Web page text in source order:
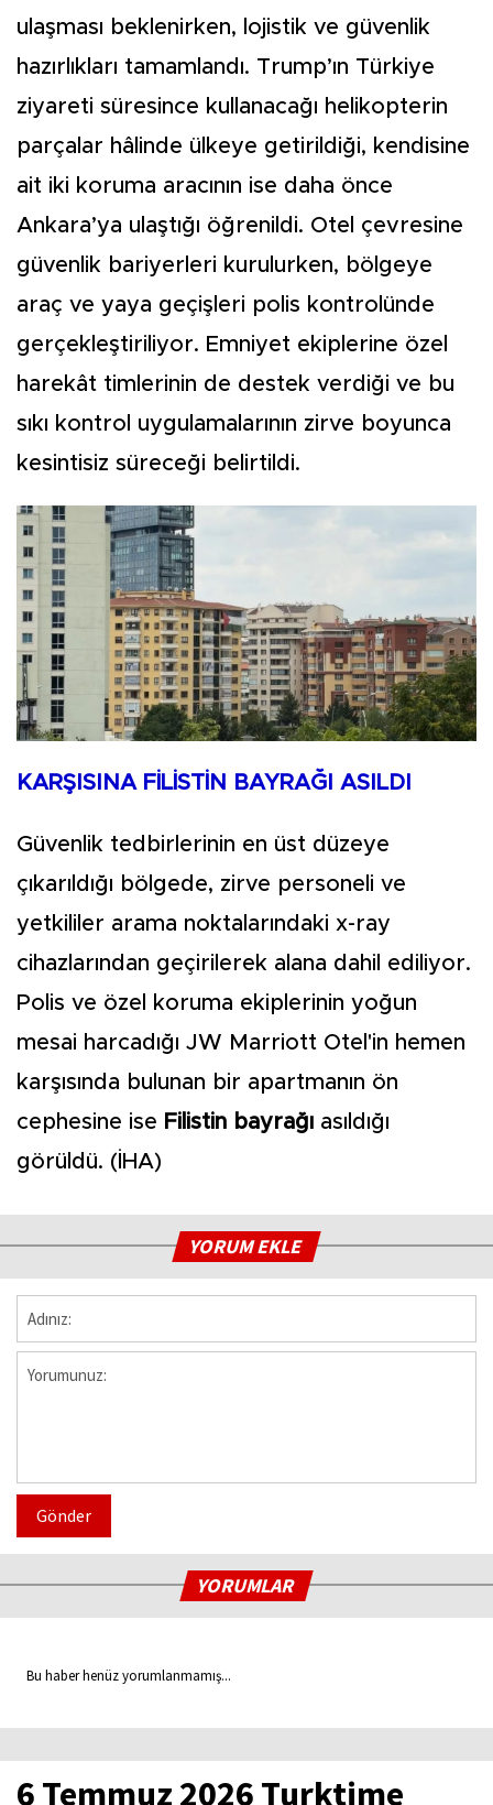
ulaşması beklenirken, lojistik ve güvenlik
hazırlıkları tamamlandı. Trump’ın Türkiye
ziyareti süresince kullanacağı helikopterin
parçalar hâlinde ülkeye getirildiği, kendisine
ait iki koruma aracının ise daha önce
Ankara’ya ulaştığı öğrenildi. Otel çevresine
güvenlik bariyerleri kurulurken, bölgeye
araç ve yaya geçişleri polis kontrolünde
gerçekleştiriliyor. Emniyet ekiplerine özel
harekât timlerinin de destek verdiği ve bu
sıkı kontrol uygulamalarının zirve boyunca
kesintisiz süreceği belirtildi.
KARŞISINA FİLİSTİN BAYRAĞI ASILDI
Güvenlik tedbirlerinin en üst düzeye
çıkarıldığı bölgede, zirve personeli ve
yetkililer arama noktalarındaki x-ray
cihazlarından geçirilerek alana dahil ediliyor.
Polis ve özel koruma ekiplerinin yoğun
mesai harcadığı JW Marriott Otel'in hemen
karşısında bulunan bir apartmanın ön
cephesine ise Filistin bayrağı asıldığı
görüldü. (İHA)
YORUM EKLE
Gönder
YORUMLAR
Bu haber henüz yorumlanmamış...
6 Temmuz 2026 Turktime